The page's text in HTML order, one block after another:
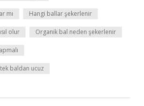
mı Hangi ballar şekerlenir
olur Organik bal neden şekerlenir
baldan ucuz